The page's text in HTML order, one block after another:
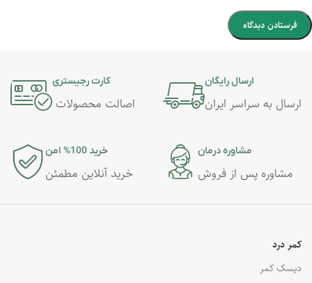
ارسال رایگان
ارسال به سراسر ایران
کارت رجیستری
اصالت محصولات
مشاوره درمان
مشاوره پس از فروش
خرید 100% امن
خرید آنلاین مطمئن
کمر درد
دیسک کمر